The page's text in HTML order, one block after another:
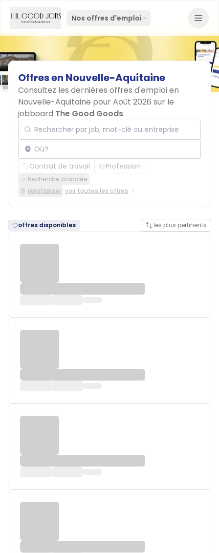
Nos offres d'emploi
Offresen Nouvelle-Aquitaine
Consultez les dernières offres d'emploi en
Nouvelle-Aquitaine pour Août 2026 sur le
jobboard The Good Goods
Rechercher par job, mot-clé ou entreprise
Localisation
Contrat de travail Profession
Recherche avancée
réinitialiser voir toutes les offres
offres disponibles les plus pertinents